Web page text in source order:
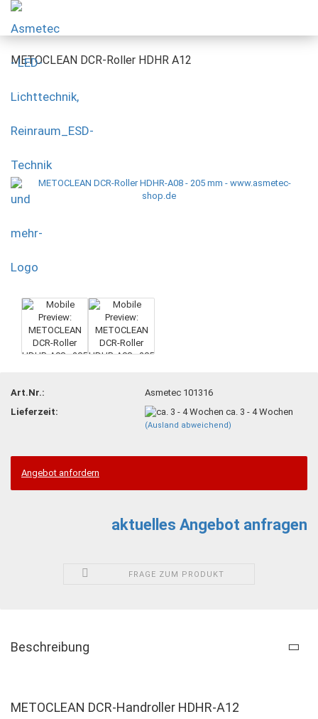
METOCLEAN DCR-Roller HDHR A12
Art.Nr.:
Asmetec 101316
Lieferzeit:
ca. 3 - 4 Wochen
(Ausland abweichend)
Angebot anfordern
aktuelles Angebot anfragen
FRAGE ZUM PRODUKT
Beschreibung
METOCLEAN DCR-Handroller HDHR-A12